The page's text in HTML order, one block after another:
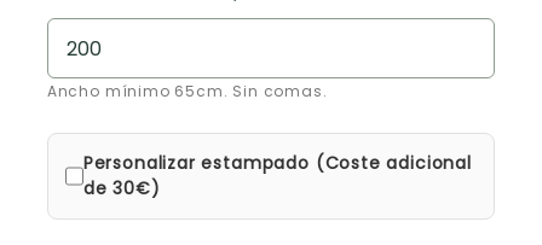
Ancho mínimo 65cm. Sin comas.
Personalizar estampado (Coste adicional
de 30€)